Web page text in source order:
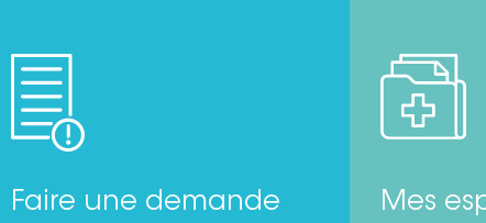
Faire une demande
Mes